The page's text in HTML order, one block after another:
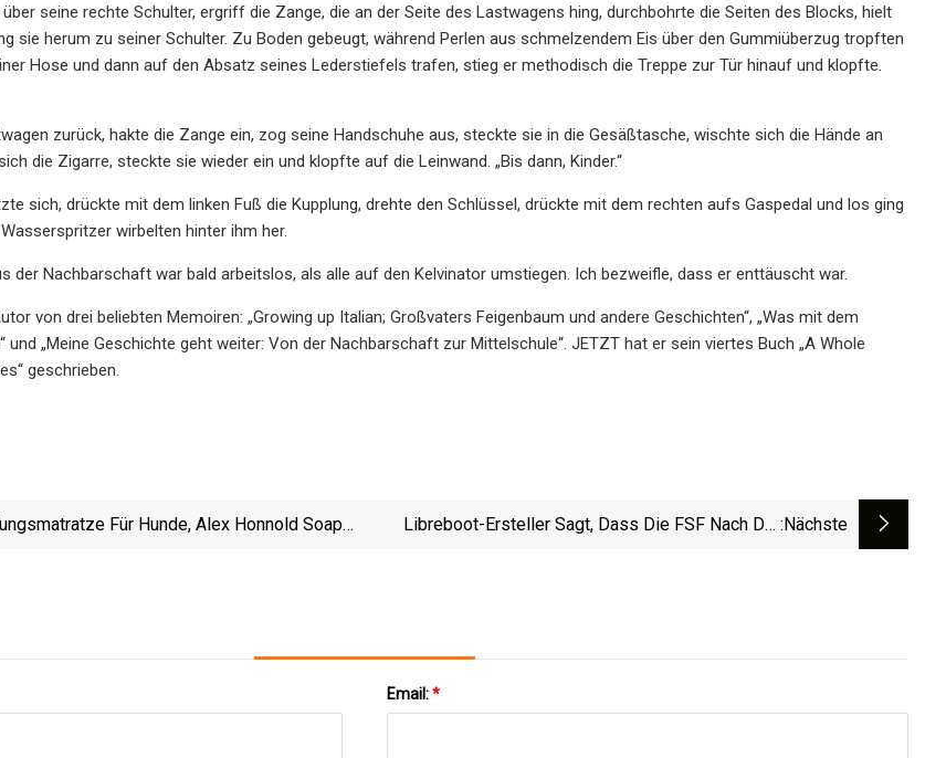
seine rechte Schulter, ergriff die Zange, die an der Seite des Lastwagens hing, durchbohrte die Seiten des Blocks, hielt
sie herum zu seiner Schulter. Zu Boden gebeugt, während Perlen aus schmelzendem Eis über den Gummiüberzug tropften
Hose und dann auf den Absatz seines Lederstiefels trafen, stieg er methodisch die Treppe zur Tür hinauf und klopfte.
zurück, hakte die Zange ein, zog seine Handschuhe aus, steckte sie in die Gesäßtasche, wischte sich die Hände an
die Zigarre, steckte sie wieder ein und klopfte auf die Leinwand. „Bis dann, Kinder.“
sich, drückte mit dem linken Fuß die Kupplung, drehte den Schlüssel, drückte mit dem rechten aufs Gaspedal und los ging
wirbelten hinter ihm her.
der Nachbarschaft war bald arbeitslos, als alle auf den Kelvinator umstiegen. Ich bezweifle, dass er enttäuscht war.
von drei beliebten Memoiren: „Growing up Italian; Großvaters Feigenbaum und andere Geschichten“, „Was mit dem
und „Meine Geschichte geht weiter: Von der Nachbarschaft zur Mittelschule“. JETZT hat er sein viertes Buch „A Whole
geschrieben.
Für Hunde, Alex Honnold Soap
Libreboot-Ersteller Sagt, Dass Die FSF Nach Der :nächste
Email:*